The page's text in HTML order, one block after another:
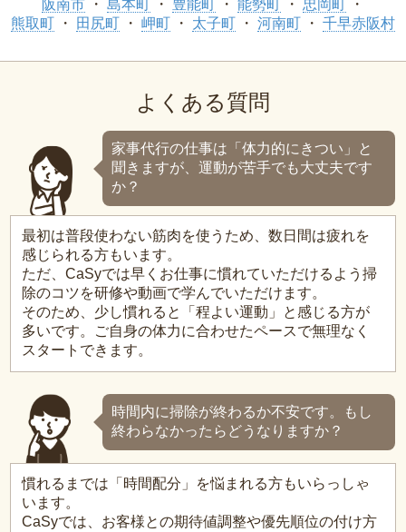
阪南市 島本町 豊能町 能勢町
忠岡町
熊取町
田尻町 岬町 太子町 河南町 千早赤阪村
よくある質問
家事代行の仕事は「体力的にきつい」と
聞きますが、運動が苦手でも大丈夫です
か？
最初は普段使わない筋肉を使うため、数日間は疲れを
感じられる方もいます。
ただ、CaSyでは早くお仕事に慣れていただけるよう掃
除のコツを研修や動画で学んでいただけます。
そのため、少し慣れると「程よい運動」と感じる方が
多いです。ご自身の体力に合わせたペースで無理なく
スタートできます。
時間内に掃除が終わるか不安です。もし
終わらなかったらどうなりますか？
慣れるまでは「時間配分」を悩まれる方もいらっしゃ
います。
CaSyでは、お客様との期待値調整や優先順位の付け方